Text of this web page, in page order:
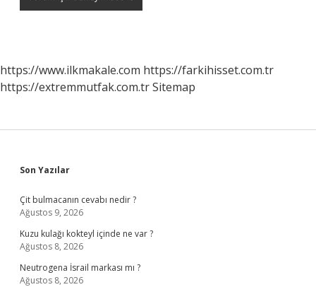
https://www.ilkmakale.com https://farkihisset.com.tr
https://extremmutfak.com.trSitemap
Sidebar
Son Yazılar
Çit bulmacanın cevabı nedir ?
Ağustos 9, 2026
Kuzu kulağı kokteyl içinde ne var ?
Ağustos 8, 2026
Neutrogena İsrail markası mı ?
Ağustos 8, 2026